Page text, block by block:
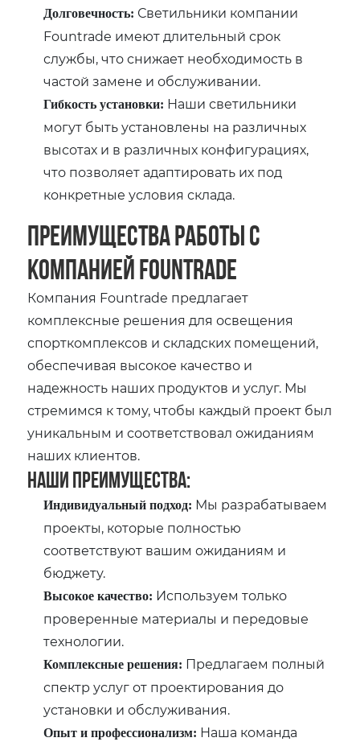
Долговечность: Светильники компании
Fountrade имеют длительный срок
службы, что снижает необходимость в
частой замене и обслуживании.
Гибкость установки: Наши светильники
могут быть установлены на различных
высотах и в различных конфигурациях,
что позволяет адаптировать их под
конкретные условия склада.
Преимущества работы с
компанией Fountrade
Компания Fountrade предлагает
комплексные решения для освещения
спорткомплексов и складских помещений,
обеспечивая высокое качество и
надежность наших продуктов и услуг. Мы
стремимся к тому, чтобы каждый проект был
уникальным и соответствовал ожиданиям
наших клиентов.
Наши преимущества:
Индивидуальный подход: Мы разрабатываем
проекты, которые полностью
соответствуют вашим ожиданиям и
бюджету.
Высокое качество: Используем только
проверенные материалы и передовые
технологии.
Комплексные решения: Предлагаем полный
спектр услуг от проектирования до
установки и обслуживания.
Опыт и профессионализм: Наша команда